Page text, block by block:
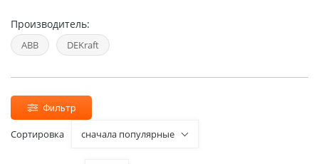
Производитель:
ABB DEKraft
Фильтр
Сортировка сначала популярные